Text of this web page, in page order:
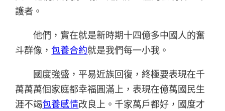
護者。
他們，實在就是新時期十四億多中國人的奮
斗群像，包養合約就是我們每一小我。
國度強盛，平易近族回復，終極要表現在千
萬萬萬個家庭都幸福圓滿上，表現在億萬國民生
涯不竭包養感情改良上。千家萬戶都好，國度才